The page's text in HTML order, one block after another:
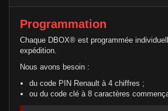
Programmation
Chaque DBOX® est programmée
expédition.
Nous avons besoin :
du code PIN Renault à 4 chiffres ;
ou du code clé à 8 caractères